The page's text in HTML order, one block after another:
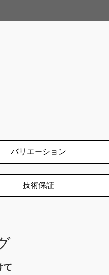
バリエーション
技術保証
て